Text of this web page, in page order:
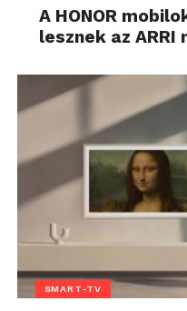
A HONOR
lesznek az ARRI
SMART-TV